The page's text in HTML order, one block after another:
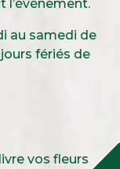
l’événement.
au samedi de
fériés de
vos fleurs